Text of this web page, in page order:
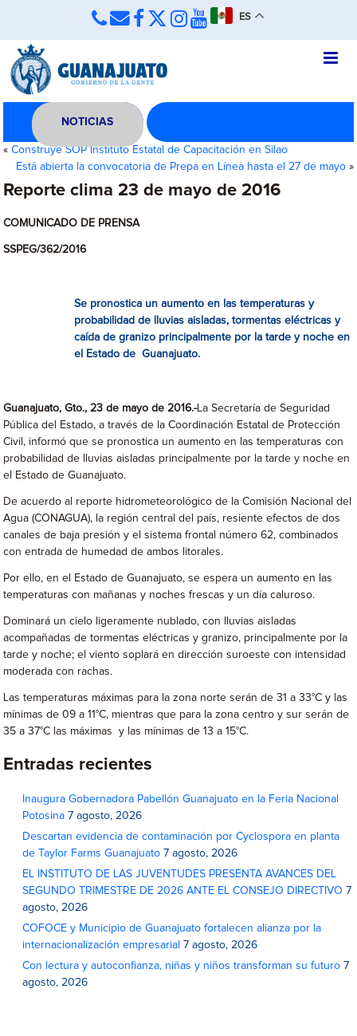
ES
NOTICIAS
«Construye SOP Instituto Estatal de Capacitación en Silao
Está abierta la convocatoria de Prepa en Línea hasta el 27 de mayo»
Reporte clima 23 de mayo de 2016
COMUNICADO DE PRENSA
SSPEG/362/2016
Se pronostica un aumento en las temperaturas y
probabilidad de lluvias aisladas, tormentas eléctricas y
caída de granizo principalmente por la tarde y noche en
el Estado de Guanajuato.
Guanajuato, Gto., 23 de mayo de 2016.-La Secretaría de Seguridad
Pública del Estado, a través de la Coordinación Estatal de Protección
Civil, informó que se pronostica un aumento en las temperaturas con
probabilidad de lluvias aisladas principalmente por la tarde y noche en
el Estado de Guanajuato.
De acuerdo al reporte hidrometeorológico de la Comisión Nacional del
Agua (CONAGUA), la región central del país, resiente efectos de dos
canales de baja presión y el sistema frontal número 62, combinados
con entrada de humedad de ambos litorales.
Por ello, en el Estado de Guanajuato, se espera un aumento en las
temperaturas con mañanas y noches frescas y un día caluroso.
Dominará un cielo ligeramente nublado, con lluvias aisladas
acompañadas de tormentas eléctricas y granizo, principalmente por la
tarde y noche; el viento soplará en dirección suroeste con intensidad
moderada con rachas.
Las temperaturas máximas para la zona norte serán de 31 a 33°C y las
mínimas de 09 a 11°C, mientras que para la zona centro y sur serán de
35 a 37°C las máximas y las mínimas de 13 a 15°C.
Entradas recientes
Inaugura Gobernadora Pabellón Guanajuato en la Feria Nacional
Potosina 7 agosto, 2026
Descartan evidencia de contaminación por Cyclospora en planta
de Taylor Farms Guanajuato 7 agosto, 2026
EL INSTITUTO DE LAS JUVENTUDES PRESENTA AVANCES DEL
SEGUNDO TRIMESTRE DE 2026 ANTE EL CONSEJO DIRECTIVO 7
agosto, 2026
COFOCE y Municipio de Guanajuato fortalecen alianza por la
internacionalización empresarial 7 agosto, 2026
Con lectura y autoconfianza, niñas y niños transforman su futuro 7
agosto, 2026